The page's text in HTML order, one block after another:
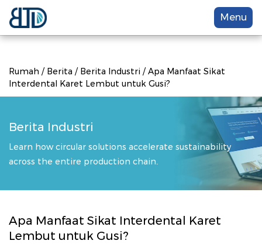
Menu
Rumah / Berita / Berita Industri /Apa Manfaat Sikat
Interdental Karet Lembut untuk Gusi?
Berita Industri
Learn how circular solutions accelerate sustainability
across the entire production chain.
Apa Manfaat Sikat Interdental Karet
Lembut untuk Gusi?